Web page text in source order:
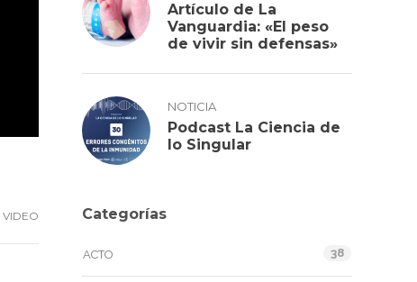
VIDEO
Artículo de La
Vanguardia: «El peso
de vivir sin defensas»
NOTICIA
Podcast La Ciencia de
lo Singular
Categorías
ACTO 38